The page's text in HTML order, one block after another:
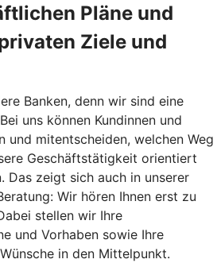
Pläne und
Ziele und
Banken, denn wir sind eine
uns können Kundinnen und
und mitentscheiden, welchen Weg
Geschäftstätigkeit orientiert
Das zeigt sich auch in unserer
Wir hören Ihnen erst zu
stellen wir Ihre
und Vorhaben sowie Ihre
in den Mittelpunkt.